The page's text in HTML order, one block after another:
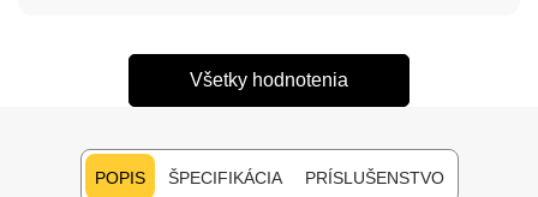
Všetky hodnotenia
POPIS ŠPECIFIKÁCIA PRÍSLUŠENSTVO